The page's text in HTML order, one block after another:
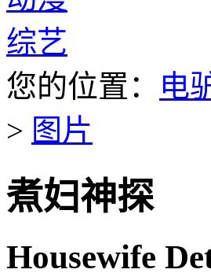
综艺
您的位置：
电
> 图片
煮妇神探
Housewife